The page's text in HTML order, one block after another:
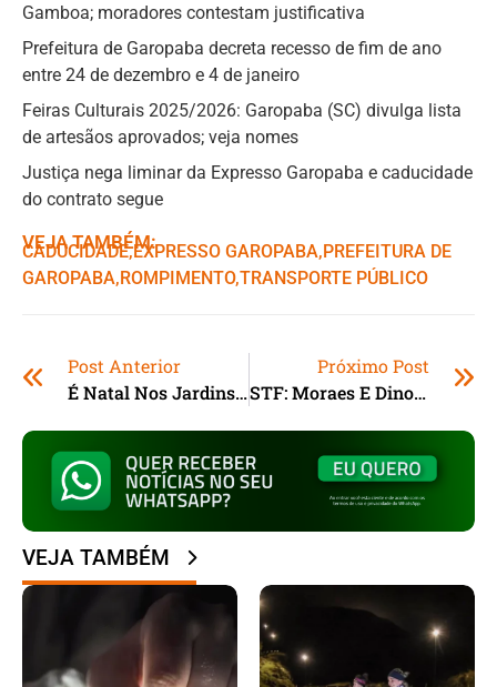
Gamboa; moradores contestam justificativa
Prefeitura de Garopaba decreta recesso de fim de ano
entre 24 de dezembro e 4 de janeiro
Feiras Culturais 2025/2026: Garopaba (SC) divulga lista
de artesãos aprovados; veja nomes
Justiça nega liminar da Expresso Garopaba e caducidade
do contrato segue
VEJA TAMBÉM:
CADUCIDADE,ㅤEXPRESSO GAROPABA,ㅤPREFEITURA DE
GAROPABA,ㅤROMPIMENTO,ㅤTRANSPORTE PÚBLICO
Post Anterior
É Natal Nos Jardins De Kew: Londres Recebe 13ª Edição Do Evento De Luzes
Próximo Post
STF: Moraes E Dino Votam Para Manter Prisão Preventiva De Bolsonaro; Placar É De 2 A 0
VEJA TAMBÉM